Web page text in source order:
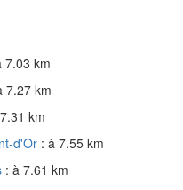
7.03 km
7.27 km
km
d'Or : à 7.55 km
: à 7.61 km